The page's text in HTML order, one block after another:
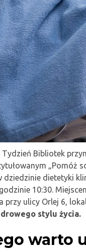
Bibliotek
„Pomóż
dziedzinie dietetyki
10:30.
przy ulicy Orlej 6, lokal
stylu życia.
warto